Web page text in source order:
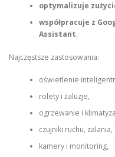
optymalizuje
współpracuje z
Assistant.
Najczęstsze zastosowania:
oświetlenie
rolety i żaluzje,
ogrzewanie i
czujniki ruchu, zalania,
kamery i monitoring,